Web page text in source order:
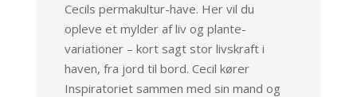
Cecils permakultur-have. Her vil du
opleve et mylder af liv og plante-
variationer – kort sagt stor livskraft i
haven, fra jord til bord. Cecil kører
Inspiratoriet sammen med sin mand og